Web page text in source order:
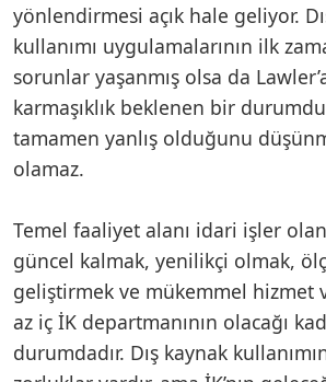
yönlendirmesi açık hale geliyor.
kullanımı uygulamalarının ilk
sorunlar yaşanmış olsa da
karmaşıklık beklenen bir
tamamen yanlış olduğunu
olamaz.
Temel faaliyet alanı idari işler
güncel kalmak, yenilikçi olmak,
geliştirmek ve mükemmel hizmet
az iç İK departmanının olacağı
durumdadır. Dış kaynak